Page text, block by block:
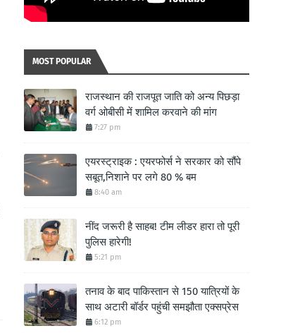
MOST POPULAR
राजस्थान की राजपूत जाति को अन्य पिछड़ा
वर्ग ओबीसी में शामिल करवाने की मांग
7:27 pm
एयरस्ट्राइक : एयरफोर्स ने सरकार को सौंपे
सबूत,निशाने पर लगे 80 % बम
8:40 am
नींद जरूरी है साहब! टीम लीडर हारा तो पूरी
पुलिस हारेगी!
5:21 pm
तनाव के बाद पाकिस्तान से 150 यात्रियों के
साथ अटारी बॉर्डर पहुंची समझौता एक्सप्रेस
6:12 pm